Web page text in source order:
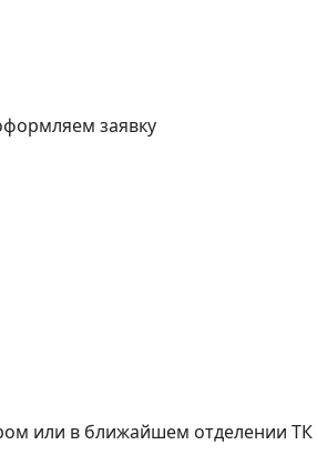
заявку
или в ближайшем отделении ТК